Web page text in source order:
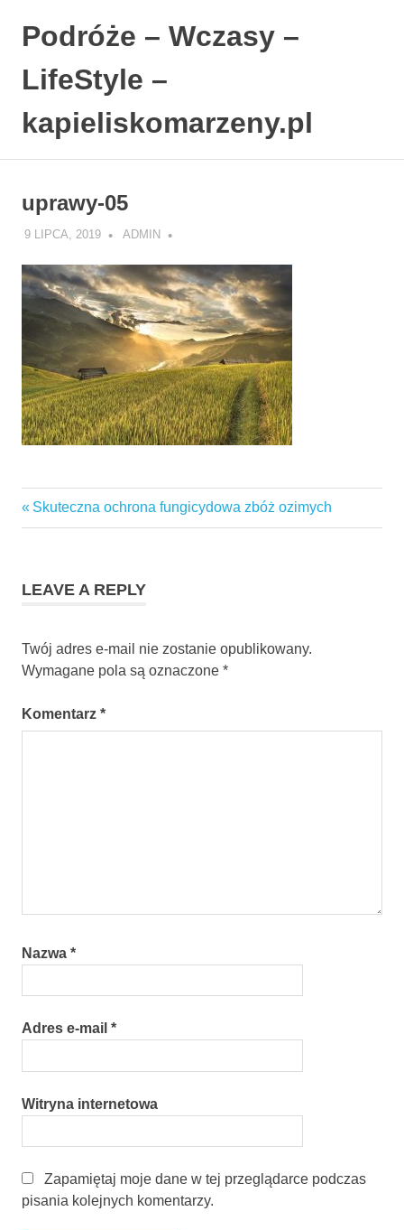
content
Podróże – Wczasy –
LifeStyle –
kapieliskomarzeny.pl
uprawy-05
9 LIPCA, 2019 ADMIN
Nawigacja
Previous
Post:
Skuteczna ochrona fungicydowa zbóż ozimych
LEAVE A REPLY
Twój adres e-mail nie zostanie opublikowany.
Wymagane pola są oznaczone *
Komentarz *
Nazwa *
Adres e-mail *
Witryna internetowa
Zapamiętaj moje dane w tej przeglądarce podczas
pisania kolejnych komentarzy.